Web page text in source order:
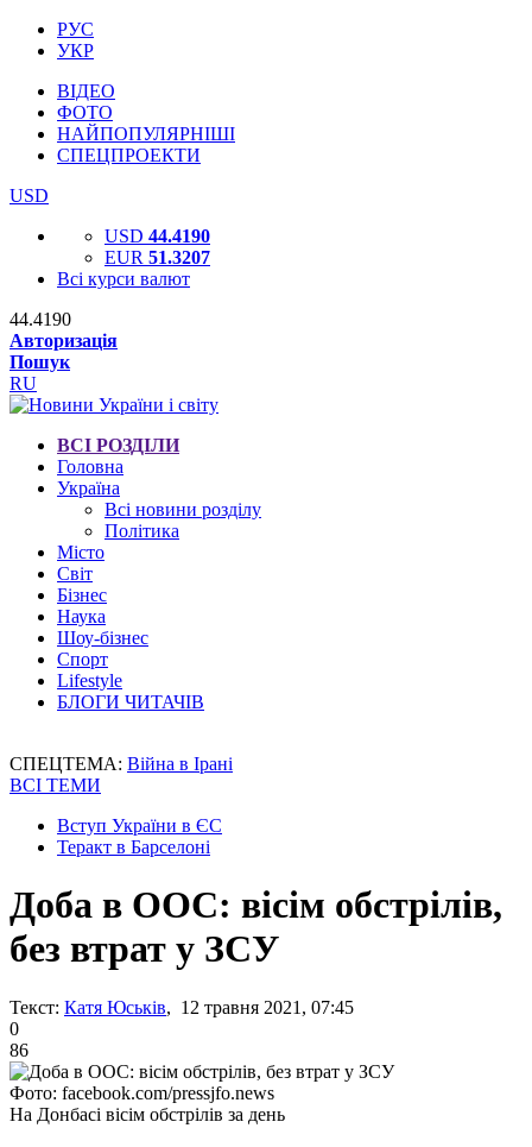
РУС
УКР
ВІДЕО
ФОТО
НАЙПОПУЛЯРНІШІ
СПЕЦПРОЕКТИ
USD
USD 44.4190
EUR 51.3207
Всі курси валют
44.4190
Авторизація
Пошук
RU
ВСІ РОЗДІЛИ
Головна
Україна
Всі новини розділу
Політика
Місто
Світ
Бізнес
Наука
Шоу-бізнес
Спорт
Lifestyle
БЛОГИ ЧИТАЧІВ
СПЕЦТЕМА: Війна в Ірані
ВСІ ТЕМИ
Вступ України в ЄС
Теракт в Барселоні
Доба в ООС: вісім обстрілів,
без втрат у ЗСУ
Текст: Катя Юськів, 12 травня 2021, 07:45
0
86
Фото: facebook.com/pressjfo.news
На Донбасі вісім обстрілів за день